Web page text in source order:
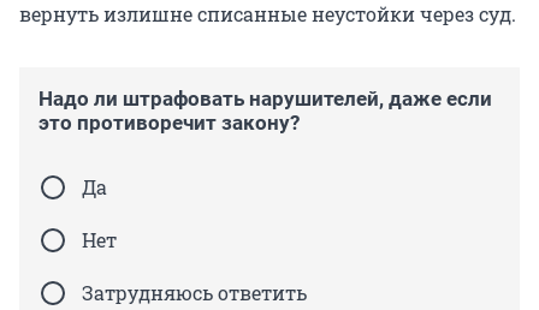
вернуть излишне списанные неустойки через суд.
Надо ли штрафовать нарушителей, даже если
это противоречит закону?
Да
Нет
Затрудняюсь ответить